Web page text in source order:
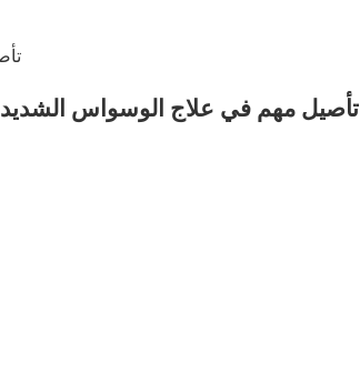
تأصيل مهم في علاج الوسواس الشديد